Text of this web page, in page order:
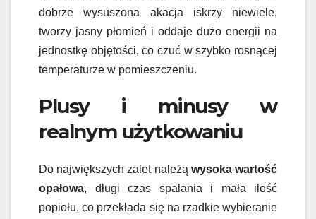
dobrze wysuszona akacja iskrzy niewiele,
tworzy jasny płomień i oddaje dużo energii na
jednostkę objętości, co czuć w szybko rosnącej
temperaturze w pomieszczeniu.
Plusy i minusy w
realnym użytkowaniu
Do największych zalet należą wysoka wartość
opałowa, długi czas spalania i mała ilość
popiołu, co przekłada się na rzadkie wybieranie